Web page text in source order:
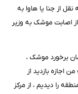
از جنا یا هاوا به
اصابت موشک به وزیر
برخورد موشک ،
بازدید از
را دیدیم ، از مرکز